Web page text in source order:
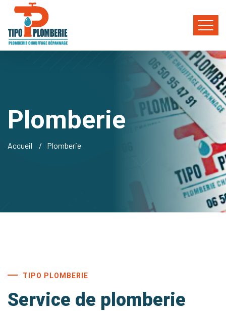
Plomberie
Accueil Plomberie
TIPO PLOMBERIE
Service de plomberie